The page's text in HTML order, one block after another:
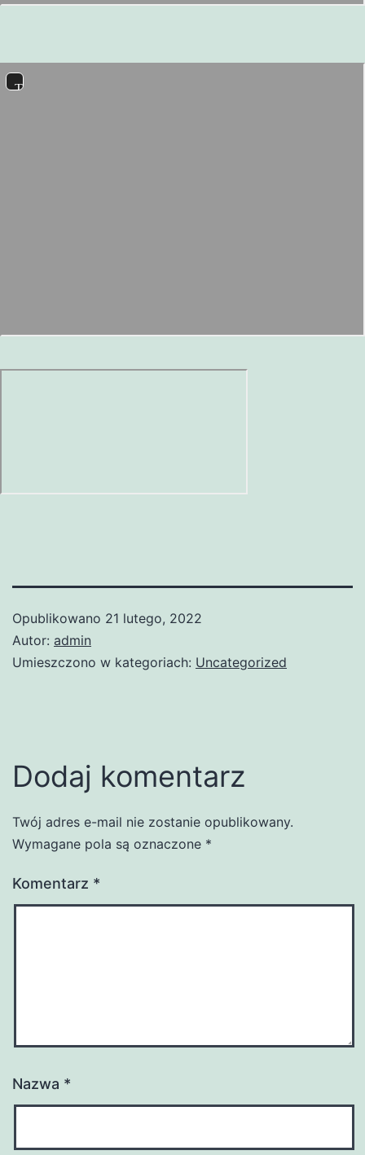
Opublikowano 21 lutego, 2022
Autor: admin
Umieszczono w kategoriach: Uncategorized
Dodaj komentarz
Twój adres e-mail nie zostanie opublikowany.
Wymagane pola są oznaczone *
Komentarz *
Nazwa *